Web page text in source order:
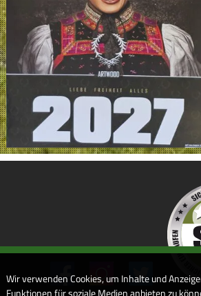
Wir verwenden Cookies, um Inhalte und